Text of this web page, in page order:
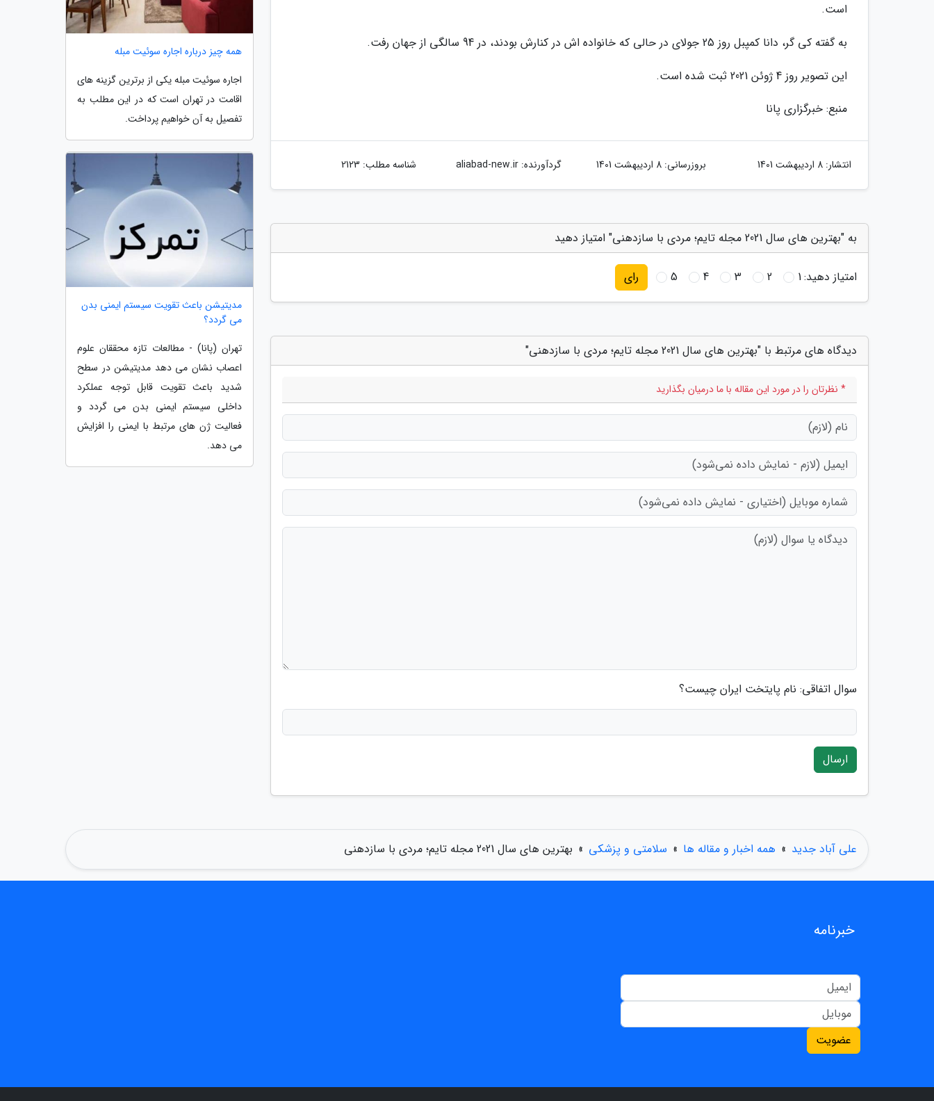
است.
به گفته کی گر، دانا کمپبل روز 25 جولای در حالی که خانواده اش در کنارش بودند، در 94 سالگی از جهان رفت.
این تصویر روز 4 ژوئن 2021 ثبت شده است.
منبع: خبرگزاری پانا
انتشار: 8 اردیبهشت 1401 بروزرسانی: 8 اردیبهشت 1401 گردآورنده:aliabad-new.ir شناسه مطلب: 2123
به "بهترین های سال 2021 مجله تایم؛ مردی با سازدهنی" امتیاز دهید
امتیاز دهید:1
2
3
4
5 رای
دیدگاه های مرتبط با "بهترین های سال 2021 مجله تایم؛ مردی با سازدهنی"
* نظرتان را در مورد این مقاله با ما درمیان بگذارید
سوال اتفاقی: نام پایتخت ایران چیست؟
ارسال
همه چیز درباره اجاره سوئیت مبله
اجاره سوئیت مبله یکی از برترین گزینه های
اقامت در تهران است که در این مطلب به
تفصیل به آن خواهیم پرداخت.
مدیتیشن باعث تقویت سیستم ایمنی بدن
می گردد؟
تهران (پانا) - مطالعات تازه محققان علوم
اعصاب نشان می دهد مدیتیشن در سطح
شدید باعث تقویت قابل توجه عملکرد
داخلی سیستم ایمنی بدن می گردد و
فعالیت ژن های مرتبط با ایمنی را افزایش
می دهد.
علی آباد جدید » همه اخبار و مقاله ها » سلامتی و پزشکی » بهترین های سال 2021 مجله تایم؛ مردی با سازدهنی
خبرنامه
عضویت